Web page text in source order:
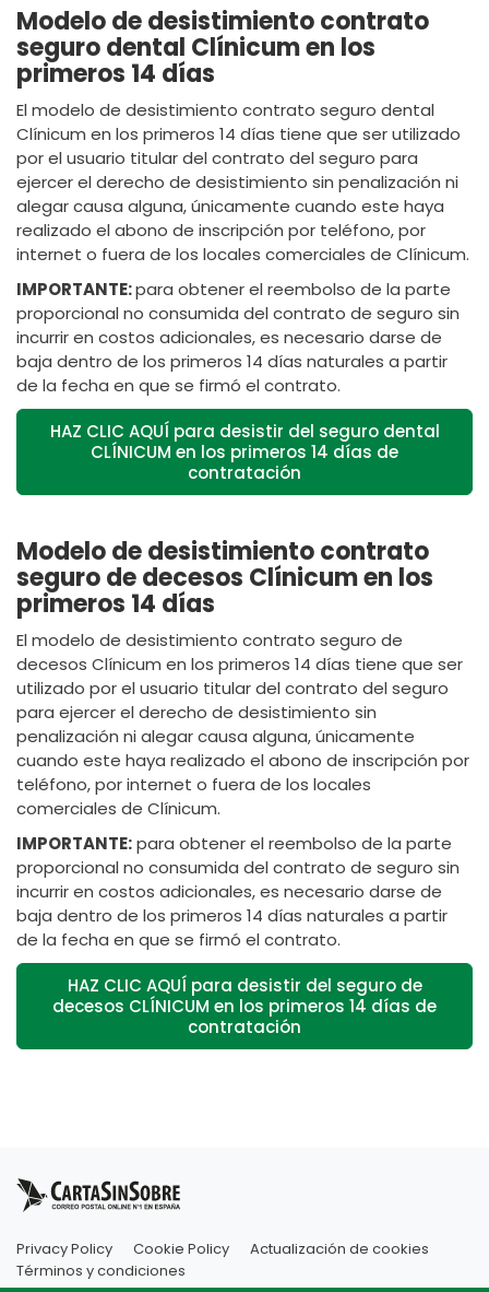
Modelo de desistimiento contrato
seguro dental Clínicum en los
primeros 14 días
El modelo de desistimiento contrato seguro dental
Clínicum en los primeros 14 días tiene que ser utilizado
por el usuario titular del contrato del seguro para
ejercer el derecho de desistimiento sin penalización ni
alegar causa alguna, únicamente cuando este haya
realizado el abono de inscripción por teléfono, por
internet o fuera de los locales comerciales de Clínicum.
IMPORTANTE:para obtener el reembolso de la parte
proporcional no consumida del contrato de seguro sin
incurrir en costos adicionales, es necesario darse de
baja dentro de los primeros 14 días naturales a partir
de la fecha en que se firmó el contrato.
HAZ CLIC AQUÍ para desistir del seguro dental
CLÍNICUM en los primeros 14 días de
contratación
Modelo de desistimiento contrato
seguro de decesos Clínicum en los
primeros 14 días
El modelo de desistimiento contrato seguro de
decesos Clínicum en los primeros 14 días tiene que ser
utilizado por el usuario titular del contrato del seguro
para ejercer el derecho de desistimiento sin
penalización ni alegar causa alguna, únicamente
cuando este haya realizado el abono de inscripción por
teléfono, por internet o fuera de los locales
comerciales de Clínicum.
IMPORTANTE:para obtener el reembolso de la parte
proporcional no consumida del contrato de seguro sin
incurrir en costos adicionales, es necesario darse de
baja dentro de los primeros 14 días naturales a partir
de la fecha en que se firmó el contrato.
HAZ CLIC AQUÍ para desistir del seguro de
decesos CLÍNICUM en los primeros 14 días de
contratación
Privacy Policy Cookie Policy
Actualización de cookies
Términos y condiciones